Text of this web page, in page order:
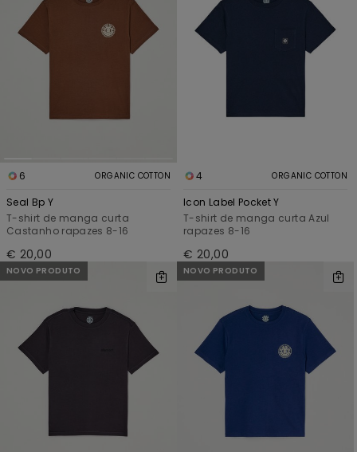
6 ORGANIC COTTON
Seal Bp Y
T-shirt de manga curta
Castanho rapazes 8-16
€ 20,00
4 ORGANIC COTTON
Icon Label Pocket Y
T-shirt de manga curta Azul
rapazes 8-16
€ 20,00
NOVO PRODUTO NOVO PRODUTO